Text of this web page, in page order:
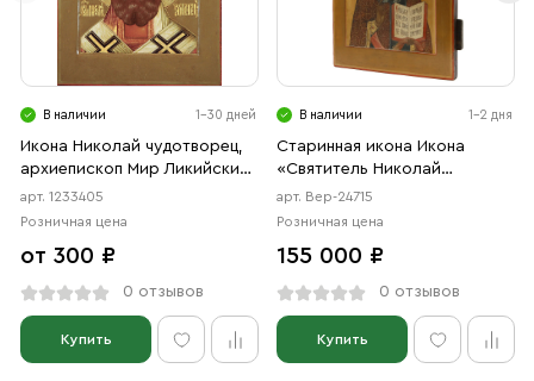
В наличии 1-30 дней
Икона Николай чудотворец,
архиепископ Мир Ликийских,
святитель (АРТ.03405)
арт. 1233405
Розничная цена
от 300 ₽
0 отзывов
Купить
В наличии 1-2 дня
Старинная икона Икона
«Святитель Николай
Чудотворец» Палехское
письмо (школа Палеха), XIX
арт. Вер-24715
Розничная цена
155 000 ₽
0 отзывов
Купить